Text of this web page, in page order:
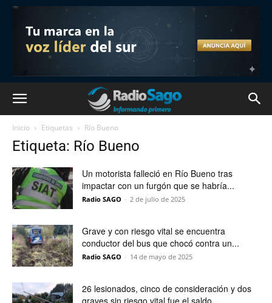
Inicio Etiquetas Río Bueno
Etiqueta: Río Bueno
Un motorista falleció en Río Bueno tras
impactar con un furgón que se habría...
Radio SAGO - 2 de julio de 2025
Grave y con riesgo vital se encuentra
conductor del bus que chocó contra un...
Radio SAGO - 14 de mayo de 2025
26 lesionados, cinco de consideración y dos
graves sin riesgo vital fue el saldo...